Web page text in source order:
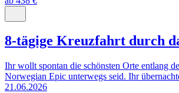
8-tägige Kreuzfahrt durch
Ihr wollt spontan die schönsten Orte entlang
Norwegian Epic unterwegs seid. Ihr
21.06.2026